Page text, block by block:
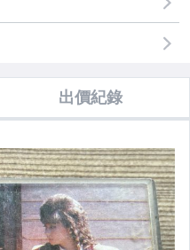
出價紀錄